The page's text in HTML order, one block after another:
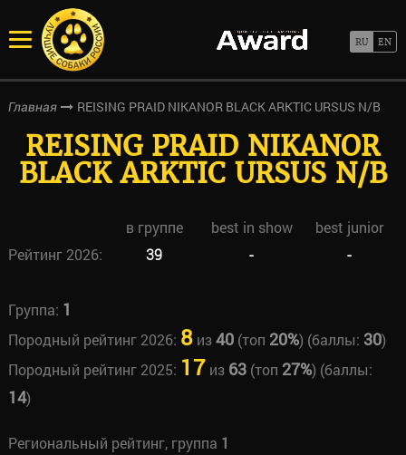
Главная REISING PRAID NIKANOR BLACK ARKTIC URSUS N/B
REISING PRAID NIKANOR
BLACK ARKTIC URSUS N/B
в группе best in show
best junior
Рейтинг 2026:
39 - -
Группа: 1
Породный рейтинг 2026: 8из40(топ 20%) (баллы: 30)
Породный рейтинг 2025: 17 из 63(топ 27%) (баллы:
14)
Региональный рейтинг, группа 1